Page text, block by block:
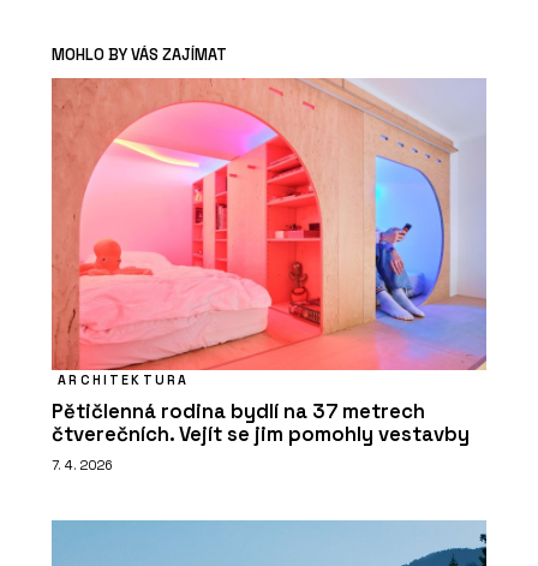
MOHLO BY VÁS ZAJÍMAT
ARCHITEKTURA
Pětičlenná rodina bydlí na 37 metrech
čtverečních. Vejít se jim pomohly vestavby
7. 4. 2026